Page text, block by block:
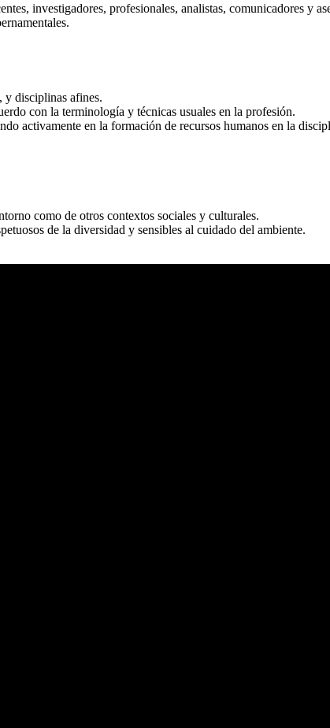
investigadores, profesionales, analistas, comunicadores y
y disciplinas afines.
con la terminología y técnicas usuales en la profesión.
activamente en la formación de recursos humanos en la
como de otros contextos sociales y culturales.
de la diversidad y sensibles al cuidado del ambiente.